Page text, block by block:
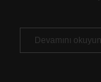
Devamını okuyun